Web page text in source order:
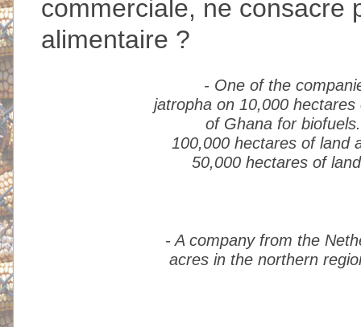
commerciale, ne consacre
alimentaire ?
- One of the
jatropha on 10,000
of Ghana for
100,000 hectares of land
50,000 hectares of
- A company from the
acres in the northern